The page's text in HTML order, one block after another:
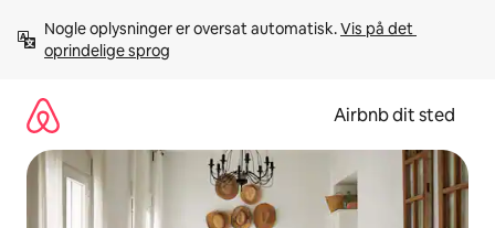
videre
Nogle oplysninger er oversat automatisk. Vis på det
oprindelige sprog
Airbnb dit sted